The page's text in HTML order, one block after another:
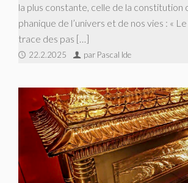
la plus constante, celle de la
phanique de l’univers et de nos vies : «
trace des pas […]
22.2.2025 par Pascal Ide